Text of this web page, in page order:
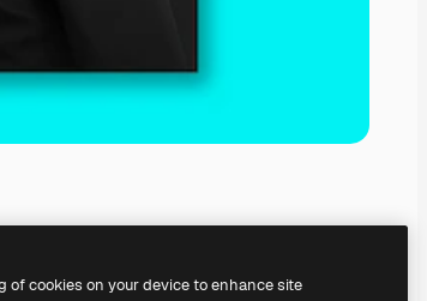
of cookies on your device to enhance site